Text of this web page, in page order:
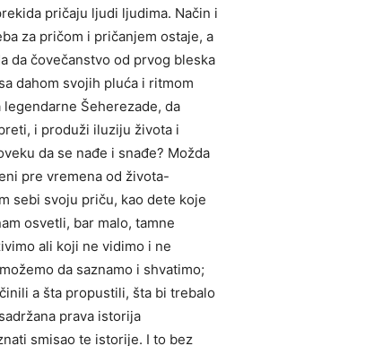
pričaju ljudi ljudima. Način i
za pričom i pričanjem ostaje, a
da čovečanstvo od prvog bleska
dahom svojih pluća i ritmom
Šeherezade, da
i produži iluziju života i
da se nađe i snađe? Možda
pre vremena od života-
sebi svoju priču, kao dete koje
osvetli, bar malo, tamne
ali koji ne vidimo i ne
da saznamo i shvatimo;
a šta propustili, šta bi trebalo
prava istorija
smisao te istorije. I to bez